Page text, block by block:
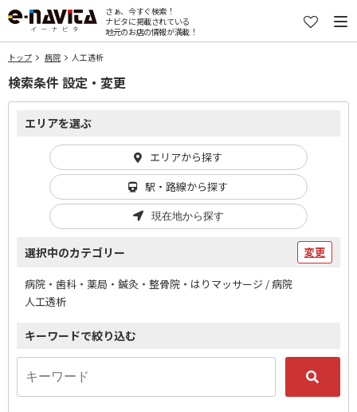
さぁ、今すぐ検索！
ナビタに掲載されている
地元のお店の情報が満載！
トップ 病院 人工透析
検索条件 設定・変更
エリアを選ぶ
エリアから探す
駅・路線から探す
現在地から探す
選択中のカテゴリー 変更
病院・歯科・薬局・鍼灸・整骨院・はりマッサージ / 病院
人工透析
キーワードで絞り込む